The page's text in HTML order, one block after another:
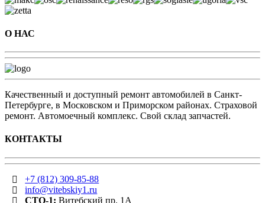
О НАС
Качественный и доступный ремонт автомобилей в Санкт-
Петербурге, в Московском и Приморском районах. Cтраховой
ремонт. Автомоечный комплекс. Свой склад запчастей.
КОНТАКТЫ
+7 (812) 309-85-88
info@vitebskiy1.ru
СТО-1: Витебский пр. 1А